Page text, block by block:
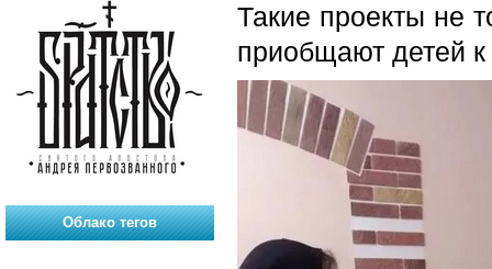
Такие проекты не
приобщают детей
Облако тегов